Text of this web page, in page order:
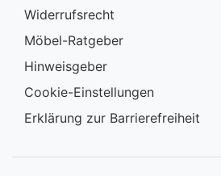
Widerrufsrecht
Möbel-Ratgeber
Hinweisgeber
Cookie-Einstellungen
Erklärung zur Barrierefreiheit